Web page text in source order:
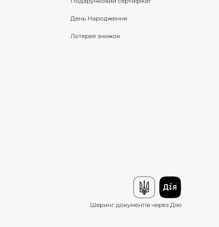
День Народження
Лотерея знижок
Шеринг документів через Дію